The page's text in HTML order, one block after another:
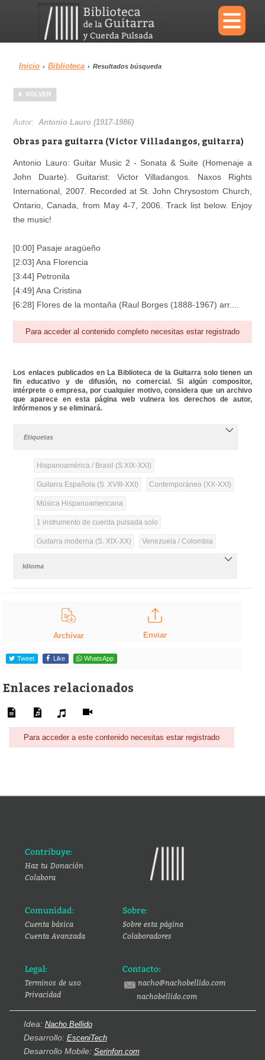
×
Menu
Biblioteca
Área personal Reproductor
Inicio › Biblioteca › Resultados búsqueda
VOLVER
Autor:Antonio Lauro (1917-1986)
Obras para guitarra (Victor Villadangos, guitarra)
Antonio Lauro: Guitar Music 2 - Sonata & Suite (Homenaje a
John Duarte). Guitarist: Victor Villadangos. Naxos Rights
International, 2007. Recorded at St. John Chrysostom Church,
Ontario, Canada, from May 4-7, 2006. Track list below. Enjoy
the music!
[0:00] Pasaje aragüeño
[2:03] Ana Florencia
[3:44] Petronila
[4:49] Ana Cristina
[6:28] Flores de la montaña (Raul Borges (1888-1967) arr....
Para acceder al contenido completo necesitas estar registrado
Los enlaces publicados en La Biblioteca de la Guitarra solo tienen un
fin educativo y de difusión, no comercial. Si algún compositor,
intérprete o empresa, por cualquier motivo, considera que un archivo
que aparece en esta página web vulnera los derechos de autor,
infórmenos y se eliminará.
Etiquetas
Hispanoamérica / Brasil (S.XIX-XXI)
Guitarra Española (S. XVIII-XXI) Contemporáneo (XX-XXI)
Música Hispanoamericana
1 instrumento de cuerda pulsada solo
Guitarra moderna (S. XIX-XX) Venezuela / Colombia
Idioma
Archivar Enviar
Tweet Like WhatsApp
Enlaces relacionados
Para acceder a este contenido necesitas estar registrado
Contribuye:
Haz tu Donación
Colabora
Comunidad:
Cuenta básica
Cuenta Avanzada
Sobre:
Sobre esta página
Colaboradores
Legal:
Terminos de uso
Privacidad
Contacto:
nacho@nachobellido.com
nachobellido.com
Idea: Nacho Bellido
Desarrollo: EsceniTech
Desarrollo Mobile: Serinfon.com